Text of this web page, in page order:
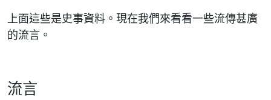
上面這些是史事資料。現在我們來看看一些流傳甚廣
的流言。
流言